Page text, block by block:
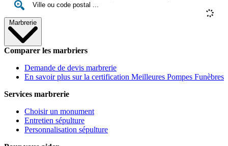
Marbrerie
Comparer les marbriers
Demande de devis marbrerie
En savoir plus sur la certification Meilleures Pompes Funèbres
Services marbrerie
Choisir un monument
Entretien sépulture
Personnalisation sépulture